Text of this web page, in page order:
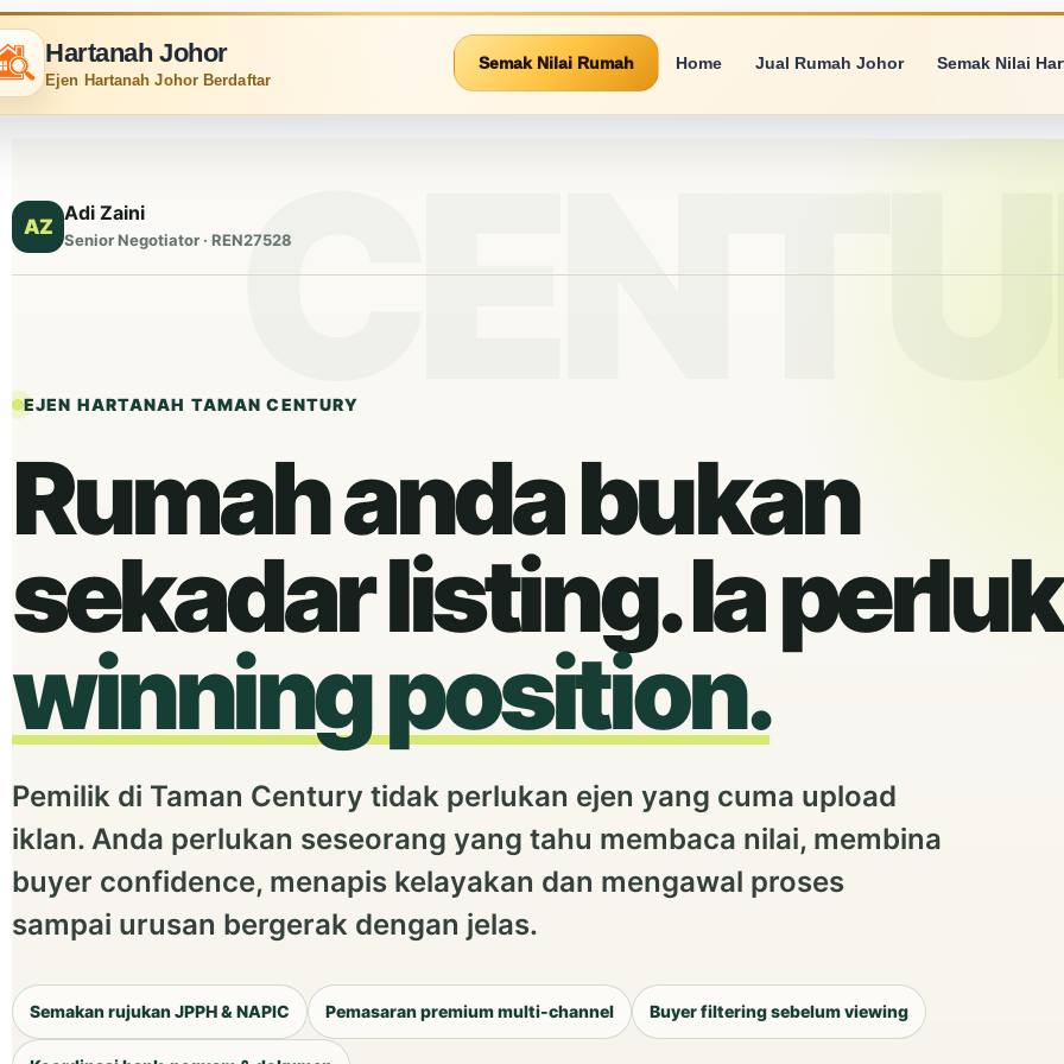
Hartanah Johor
Ejen Hartanah Johor Berdaftar
Semak Nilai Rumah Home Jual Rumah Johor Semak Nilai
AZ
Adi Zaini
Senior Negotiator · REN27528
EJEN HARTANAH TAMAN CENTURY
Rumah anda bukan
sekadar listing. Ia
winning position.
Pemilik di Taman Century tidak perlukan ejen yang cuma upload
iklan. Anda perlukan seseorang yang tahu membaca nilai, membina
buyer confidence, menapis kelayakan dan mengawal proses
sampai urusan bergerak dengan jelas.
Semakan rujukan JPPH & NAPIC Pemasaran premium multi-channel Buyer filtering sebelum viewing